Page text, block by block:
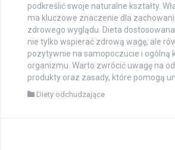
podkreślić swoje naturalne kształty.
ma kluczowe znaczenie dla
zdrowego wyglądu. Dieta
nie tylko wspierać zdrową wagę, ale
pozytywnie na samopoczucie i ogólną
organizmu. Warto zwrócić uwagę na
produkty oraz zasady, które pomogą
Diety odchudzające